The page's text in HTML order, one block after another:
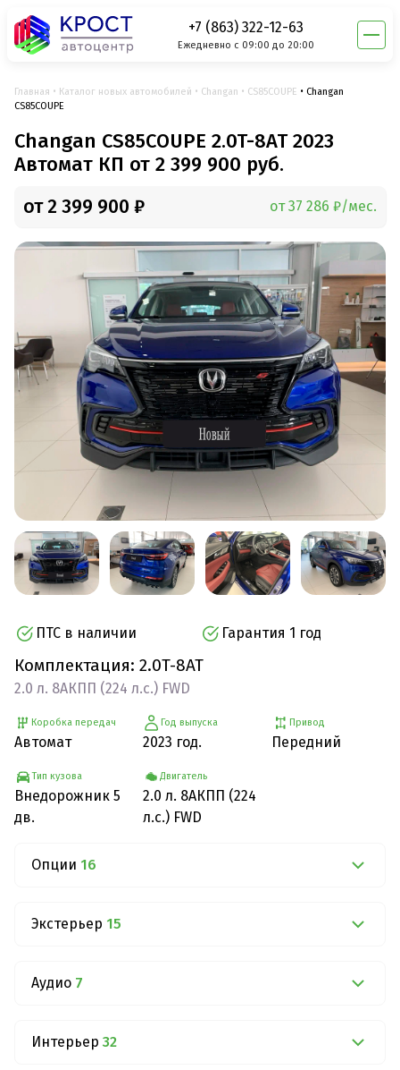
+7 (863) 322-12-63
Ежедневно с 09:00 до 20:00
Главная Каталог новых автомобилей Changan CS85COUPE
Changan
CS85COUPE
Changan CS85COUPE 2.0T-8АТ 2023
Автомат КП от 2 399 900 руб.
от 2 399 900 ₽ от 37 286 ₽/мес.
ПТС в наличии Гарантия 1 год
Комплектация: 2.0T-8АТ
2.0 л. 8АКПП (224 л.с.) FWD
Коробка передач
Автомат
Тип кузова
Внедорожник 5
дв.
Год выпуска
2023 год.
Двигатель
2.0 л. 8АКПП (224
л.с.) FWD
Привод
Передний
Опции 16
Экстерьер 15
Аудио 7
Интерьер 32